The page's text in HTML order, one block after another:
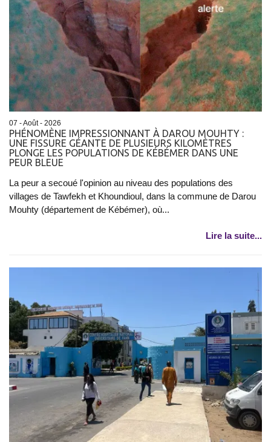
07 - Août - 2026
PHÉNOMÈNE IMPRESSIONNANT À DAROU MOUHTY :
UNE FISSURE GÉANTE DE PLUSIEURS KILOMÈTRES
PLONGE LES POPULATIONS DE KÉBÉMER DANS UNE
PEUR BLEUE
La peur a secoué l'opinion au niveau des populations des
villages de Tawfekh et Khoundioul, dans la commune de Darou
Mouhty (département de Kébémer), où...
Lire la suite...